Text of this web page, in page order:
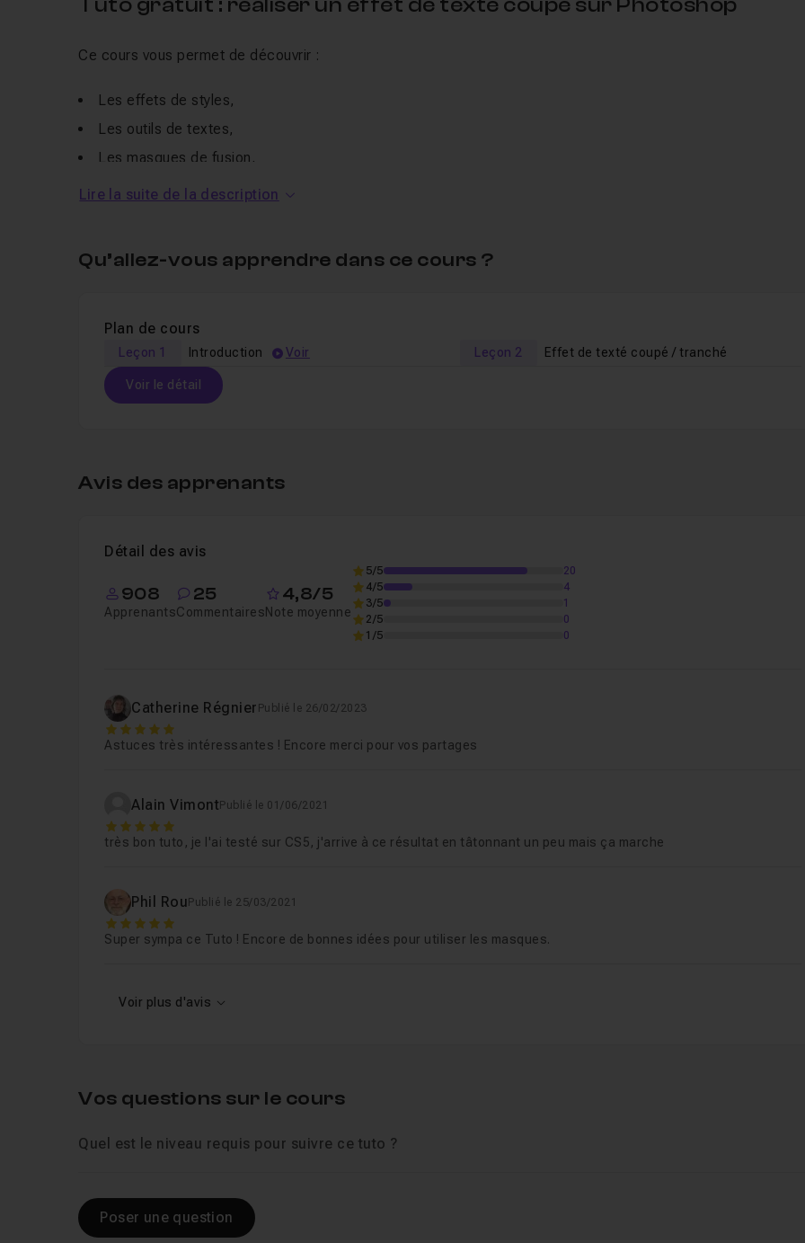
Tuto gratuit : réaliser un effet de texte coupé sur Photoshop
Ce cours vous permet de découvrir :
Les effets de styles,
Les outils de textes,
Les masques de fusion,
La création d'un texte tranché.
Je reste également à votre disposition pour toutes questions ou demande de tutoriels en
Lire la suite de la description
Qu’allez-vous apprendre dans ce cours ?
Plan de cours
Leçon 1 Introduction Voir Leçon 2 Effet de texté coupé / tranché
Voir le détail
Effet de texté coupé / tranché 10m07
Avis des apprenants
Détail des avis
908
Apprenants
25
Commentaires
4,8/5
Note moyenne
5/5
20
4/5
4
3/5
1
2/5
0
1/5
0
Catherine Régnier Publié le 26/02/2023
5
Astuces très intéressantes ! Encore merci pour vos partages
Alain Vimont Publié le 01/06/2021
5
très bon tuto, je l'ai testé sur CS5, j'arrive à ce résultat en tâtonnant un peu mais ça marche
Phil Rou Publié le 25/03/2021
5
Super sympa ce Tuto ! Encore de bonnes idées pour utiliser les masques.
Voir plus d'avis
Vos questions sur le cours
Quel est le niveau requis pour suivre ce tuto ?
Poser une question